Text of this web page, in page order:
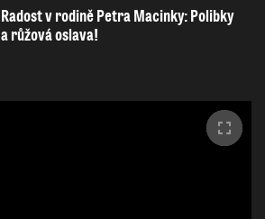
Radost v rodině Petra Macinky: Polibky
a růžová oslava!